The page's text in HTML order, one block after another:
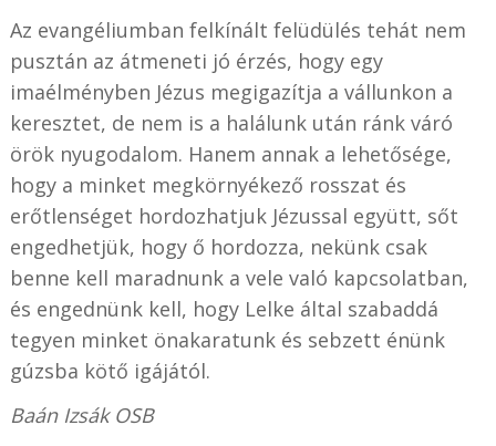
Az evangéliumban felkínált felüdülés tehát nem
pusztán az átmeneti jó érzés, hogy egy
imaélményben Jézus megigazítja a vállunkon a
keresztet, de nem is a halálunk után ránk váró
örök nyugodalom. Hanem annak a lehetősége,
hogy a minket megkörnyékező rosszat és
erőtlenséget hordozhatjuk Jézussal együtt, sőt
engedhetjük, hogy ő hordozza, nekünk csak
benne kell maradnunk a vele való kapcsolatban,
és engednünk kell, hogy Lelke által szabaddá
tegyen minket önakaratunk és sebzett énünk
gúzsba kötő igájától.
Baán Izsák OSB